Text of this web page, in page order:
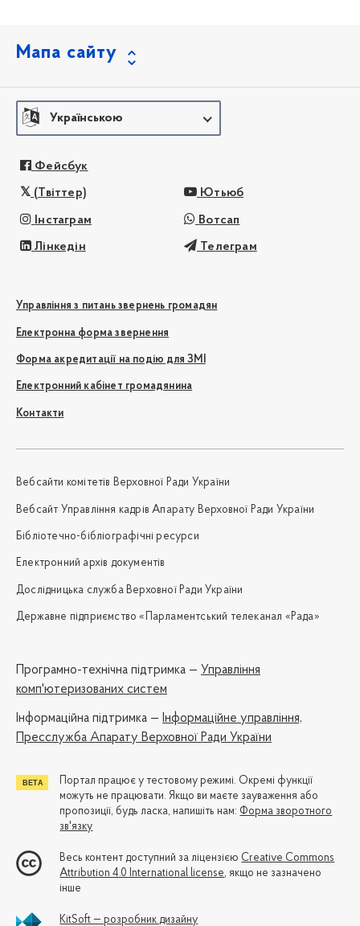
Мапа сайту
Українською
Фейсбук
(Твіттер) Ютьюб
Інстаграм Вотсап
Лінкедін Телеграм
Управління з питань звернень громадян
Електронна форма звернення
Форма акредитації на подію для ЗМІ
Електронний кабінет громадянина
Контакти
Вебсайти комітетів Верховної Ради України
Вебсайт Управління кадрів Апарату Верховної Ради України
Бібліотечно-бібліографічні ресурси
Електронний архів документів
Дослідницька служба Верховної Ради України
Державне підприємство «Парламентський телеканал «Рада»
Програмно-технічна підтримка — Управління
комп'ютеризованих систем
Iнформаційна підтримка — Інформаційне управління,
Пресслужба Апарату Верховної Ради України
Портал працює у тестовому режимі. Окремі функції
можуть не працювати. Якщо ви маєте зауваження або
пропозиції, будь ласка, напишіть нам: Форма зворотного
зв'язку
Весь контент доступний за ліцензією Creative Commons
Attribution 4.0 International license, якщо не зазначено
інше
KitSoft — розробник дизайну